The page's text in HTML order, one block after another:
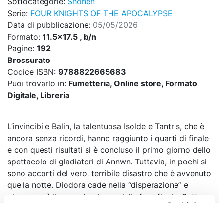
Serie: FOUR KNIGHTS OF THE APOCALYPSE
Data di pubblicazione: 05/05/2026
Formato: 11.5x17.5 , b/n
Pagine: 192
Brossurato
Codice ISBN: 9788822665683
Puoi trovarlo in: Fumetteria, Online store, Formato
Digitale, Libreria
L’invincibile Balin, la talentuosa Isolde e Tantris, che è
ancora senza ricordi, hanno raggiunto i quarti di finale
e con questi risultati si è concluso il primo giorno dello
spettacolo di gladiatori di Annwn. Tuttavia, in pochi si
sono accorti del vero, terribile disastro che è avvenuto
quella notte. Diodora cade nella “disperazione” e
giunge così il secondo giorno della fase finale. Sotto